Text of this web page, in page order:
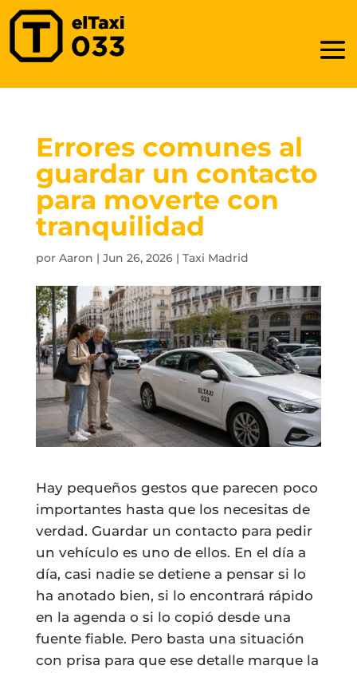
Errores comunes al
guardar un contacto
para moverte con
tranquilidad
por Aaron | Jun 26, 2026| Taxi Madrid
Hay pequeños gestos que parecen poco
importantes hasta que los necesitas de
verdad. Guardar un contacto para pedir
un vehículo es uno de ellos. En el día a
día, casi nadie se detiene a pensar si lo
ha anotado bien, si lo encontrará rápido
en la agenda o si lo copió desde una
fuente fiable. Pero basta una situación
con prisa para que ese detalle marque la